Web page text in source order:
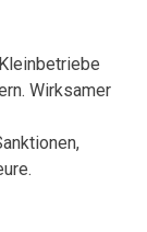
Wirksamer